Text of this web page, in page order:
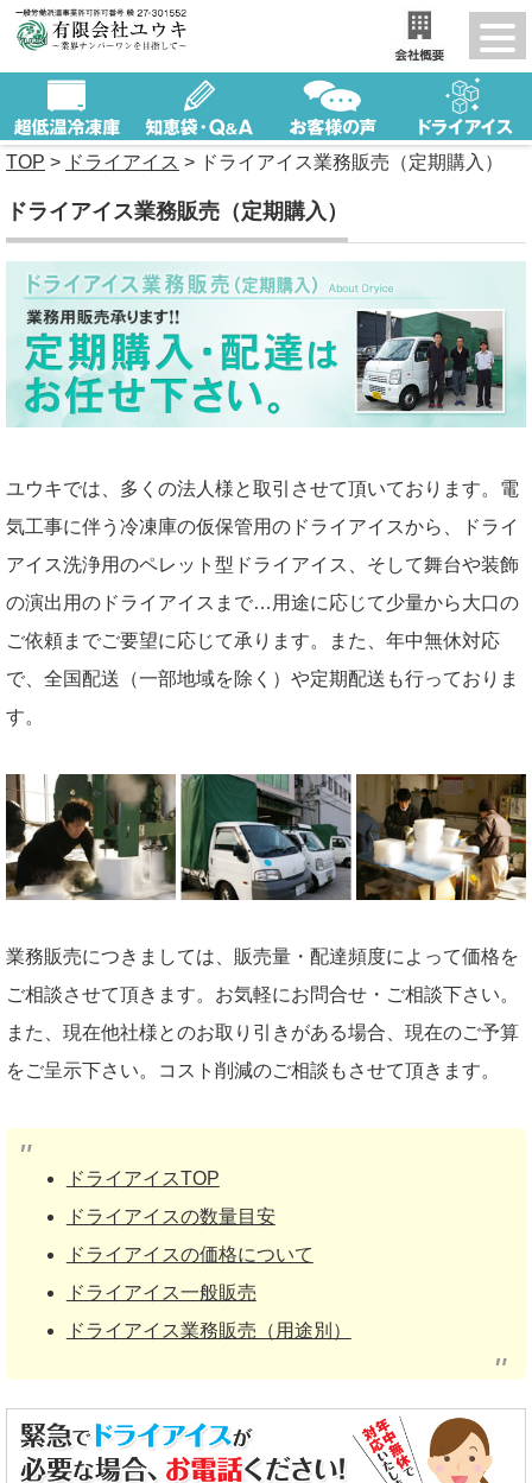
TOP > ドライアイス > ドライアイス業務販売（定期購入）
ドライアイス業務販売（定期購入）
ユウキでは、多くの法人様と取引させて頂いております。電
気工事に伴う冷凍庫の仮保管用のドライアイスから、ドライ
アイス洗浄用のペレット型ドライアイス、そして舞台や装飾
の演出用のドライアイスまで…用途に応じて少量から大口の
ご依頼までご要望に応じて承ります。また、年中無休対応
で、全国配送（一部地域を除く）や定期配送も行っておりま
す。
業務販売につきましては、販売量・配達頻度によって価格を
ご相談させて頂きます。お気軽にお問合せ・ご相談下さい。
また、現在他社様とのお取り引きがある場合、現在のご予算
をご呈示下さい。コスト削減のご相談もさせて頂きます。
ドライアイスTOP
ドライアイスの数量目安
ドライアイスの価格について
ドライアイス一般販売
ドライアイス業務販売（用途別）